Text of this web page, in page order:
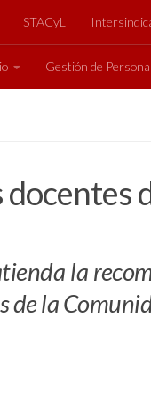
STACyL
Gestión de Personal
docentes
la
de la